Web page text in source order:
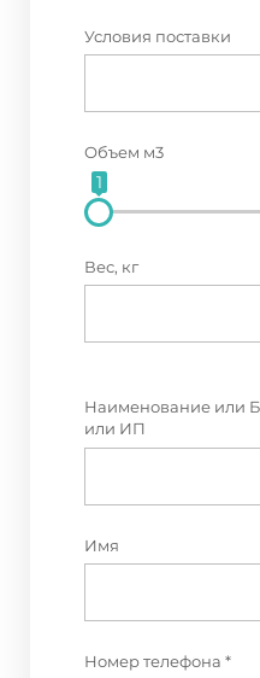
Условия поставки
Объем м3
1
Вес, кг
Наименование или
или ИП
Имя
Номер телефона *